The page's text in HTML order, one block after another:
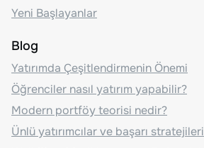
Yeni Başlayanlar
Blog
Yatırımda Çeşitlendirmenin Önemi
Öğrenciler nasıl yatırım yapabilir?
Modern portföy teorisi nedir?
Ünlü yatırımcılar ve başarı stratejileri